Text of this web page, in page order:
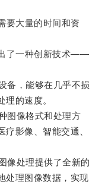
大量的时间和资
了一种创新技术——
，能够在几乎不损
的速度。
像格式和处理方
影像、智能交通、
处理提供了全新的
处理图像数据，实现